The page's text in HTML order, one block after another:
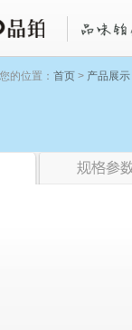
您的位置： 首页 > 产品展示